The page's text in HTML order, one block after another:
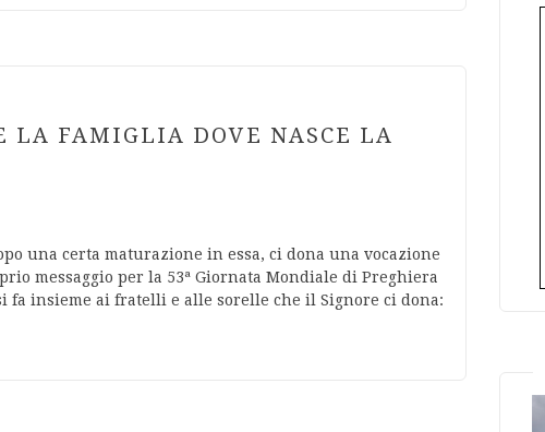
LA FAMIGLIA DOVE NASCE LA
una certa maturazione in essa, ci dona una vocazione
messaggio per la 53ª Giornata Mondiale di Preghiera
fa insieme ai fratelli e alle sorelle che il Signore ci dona: